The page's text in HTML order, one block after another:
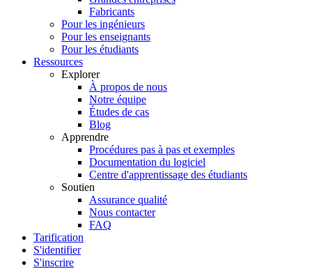
Fabricants
Pour les ingénieurs
Pour les enseignants
Pour les étudiants
Ressources
Explorer
À propos de nous
Notre équipe
Études de cas
Blog
Apprendre
Procédures pas à pas et exemples
Documentation du logiciel
Centre d'apprentissage des étudiants
Soutien
Assurance qualité
Nous contacter
FAQ
Tarification
S'identifier
S'inscrire